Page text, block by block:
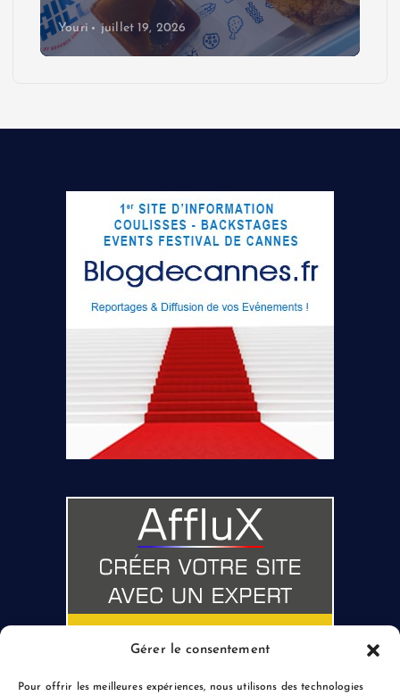
Gérer le consentement
Pour offrir les meilleures expériences, nous utilisons des technologies
Youri juillet 19, 2026